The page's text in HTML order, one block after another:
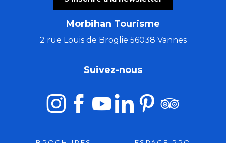
Morbihan Tourisme
2 rue Louis de Broglie 56038 Vannes
Suivez-nous